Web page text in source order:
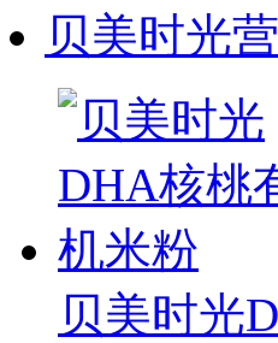
贝美时光
贝美时光